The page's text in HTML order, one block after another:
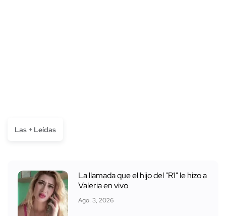
Las + Leídas
La llamada que el hijo del "R1" le hizo a
Valeria en vivo
Ago. 3, 2026